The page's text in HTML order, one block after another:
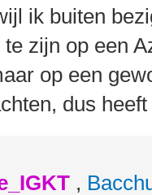
ik buiten
te zijn op een
op een
dus
,